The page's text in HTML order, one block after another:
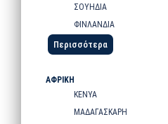
ΣΟΥΗΔΙΑ
ΦΙΝΛΑΝΔΙΑ
Περισσότερα
ΑΦΡΙΚΗ
ΚΕΝΥΑ
ΜΑΔΑΓΑΣΚΑΡΗ